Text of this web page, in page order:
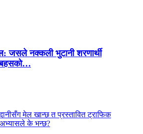
जसले नक्कली भुटानी शरणार्थी
बहसको…